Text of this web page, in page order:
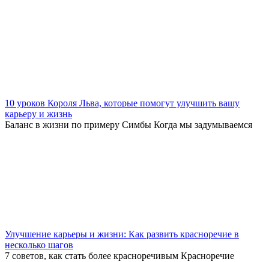
10 уроков Короля Льва, которые помогут улучшить вашу
карьеру и жизнь
Баланс в жизни по примеру Симбы Когда мы задумываемся
Улучшение карьеры и жизни: Как развить красноречие в
несколько шагов
7 советов, как стать более красноречивым Красноречие